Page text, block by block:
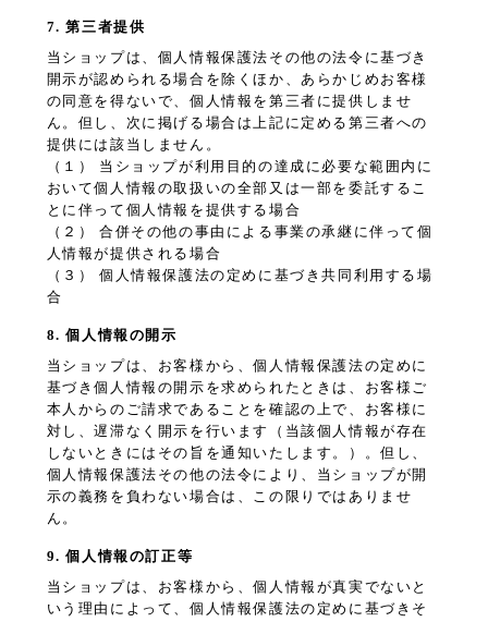
7. 第三者提供
当ショップは、個人情報保護法その他の法令に基づき
開示が認められる場合を除くほか、あらかじめお客様
の同意を得ないで、個人情報を第三者に提供しませ
ん。但し、次に掲げる場合は上記に定める第三者への
提供には該当しません。
（１） 当ショップが利用目的の達成に必要な範囲内に
おいて個人情報の取扱いの全部又は一部を委託するこ
とに伴って個人情報を提供する場合
（２） 合併その他の事由による事業の承継に伴って個
人情報が提供される場合
（３） 個人情報保護法の定めに基づき共同利用する場
合
8. 個人情報の開示
当ショップは、お客様から、個人情報保護法の定めに
基づき個人情報の開示を求められたときは、お客様ご
本人からのご請求であることを確認の上で、お客様に
対し、遅滞なく開示を行います（当該個人情報が存在
しないときにはその旨を通知いたします。）。但し、
個人情報保護法その他の法令により、当ショップが開
示の義務を負わない場合は、この限りではありませ
ん。
9. 個人情報の訂正等
当ショップは、お客様から、個人情報が真実でないと
いう理由によって、個人情報保護法の定めに基づきそ